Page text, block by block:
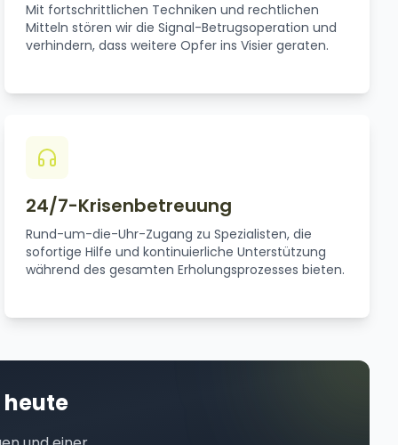
Mit fortschrittlichen Techniken und rechtlichen
Mitteln stören wir die Signal-Betrugsoperation und
verhindern, dass weitere Opfer ins Visier geraten.
24/7-Krisenbetreuung
Rund-um-die-Uhr-Zugang zu Spezialisten, die
sofortige Hilfe und kontinuierliche Unterstützung
während des gesamten Erholungsprozesses bieten.